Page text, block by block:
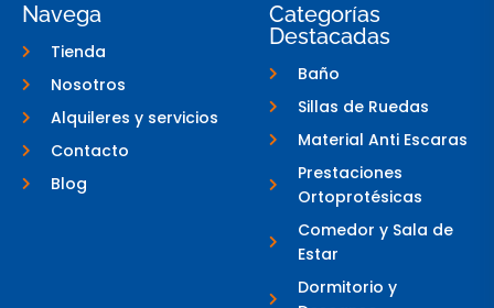
k
f
m
Navega
Tienda
Nosotros
Alquileres y servicios
Contacto
Blog
Categorías
Destacadas
Baño
Sillas de Ruedas
Material Anti Escaras
Prestaciones
Ortoprotésicas
Comedor y Sala de
Estar
Dormitorio y